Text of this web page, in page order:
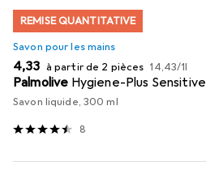
REMISE QUANTITATIVE
Savon pour les mains
EUR
4,33 à partir de 2 pièces EUR
14,43/1l
Palmolive Hygiene-Plus Sensitive
Savon liquide, 300 ml
8